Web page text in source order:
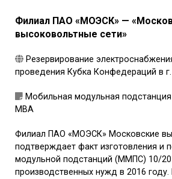
Филиал ПАО «МОЭСК» —
высоковольтные сети»
Резервирование
проведения Кубка Конфедераций в
Мобильная модульная
МВА
Филиал ПАО «МОЭСК» Московские
подтверждает факт изготовления и
модульной подстанций (ММПС) 10/
производственных нужд в 2016